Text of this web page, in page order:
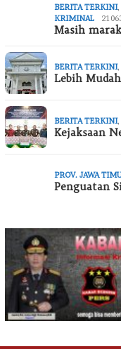
BERITA TERKINI,
KRIMINAL
Masih
BERITA TERKINI,
Lebih
BERITA TERKINI,
Kejaksaan
PROV. JAWA
Penguatan